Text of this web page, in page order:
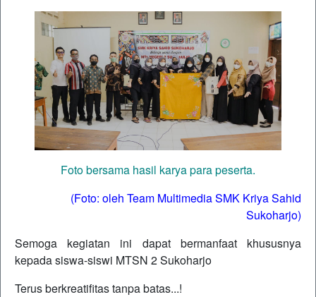
Foto bersama hasil karya para peserta.
(Foto: oleh Team Multimedia SMK Kriya Sahid
Sukoharjo)
Semoga kegiatan ini dapat bermanfaat khususnya
kepada siswa-siswi MTSN 2 Sukoharjo
Terus berkreatifitas tanpa batas...!